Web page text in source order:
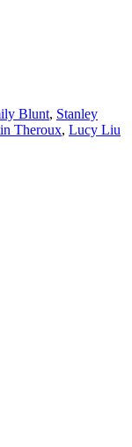
Blunt, Stanley
Theroux, Lucy Liu